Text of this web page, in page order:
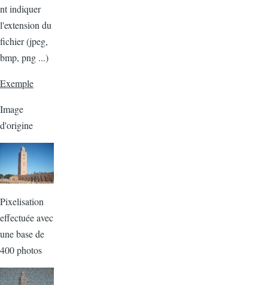
nt indiquer
l'extension du
fichier (jpeg,
bmp, png ...)
Exemple
Image
d'origine
Pixelisation
effectuée avec
une base de
400 photos